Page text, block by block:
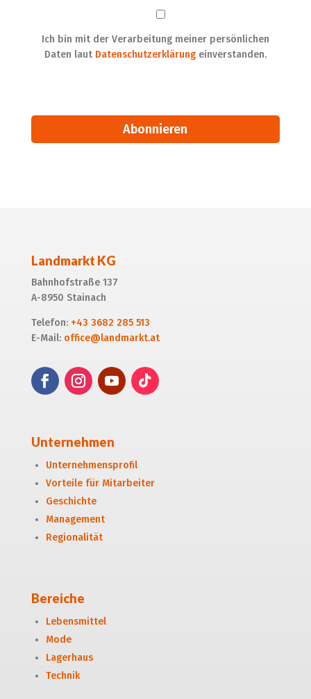
Ich bin mit der Verarbeitung meiner persönlichen
Daten laut Datenschutzerklärungeinverstanden.
Landmarkt KG
Bahnhofstraße 137
A-8950 Stainach
Telefon: +43 3682 285 513
E-Mail: office@landmarkt.at
Unternehmen
Unternehmensprofil
Vorteile für Mitarbeiter
Geschichte
Management
Regionalität
Bereiche
Lebensmittel
Mode
Lagerhaus
Technik